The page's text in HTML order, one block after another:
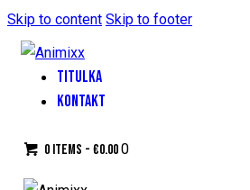
Skip to content Skip to footer
TITULKA
KONTAKT
0 items -€0.000